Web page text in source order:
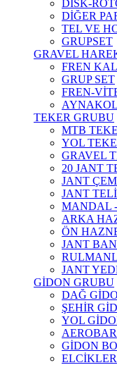
DISK-
DİĞER
TEL VE
GRUPSET
GRAVEL
FREN
GRUP SET
FREN-
AYNAKOL
TEKER GRUBU
MTB
YOL
GRAVEL
20 JANT
JANT
JANT
MANDAL
ARKA
ÖN
JANT
JANT
GİDON GRUBU
DAĞ
ŞEHİR
YOL
AEROBAR
GİDON
ELCİKLER